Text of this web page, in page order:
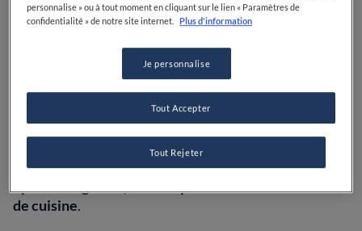
Si vous n’avez pas de zesteur ni d’économe, ne vous
zester un citron en utilisant des ustensiles de cuisine
de tous les jours :vous pourrez ajouter une touche de
saveur d’agrumes à votre cuisine sans devoir acheter
d’autres ustensiles spécifiques.
Suivez simplement notre guide étape par étape et
apprenez àfaire du zeste de citron à l'aide d'un
de cuisine.
personnalise » ou à tout moment en cliquant sur le lien « Paramètres de
confidentialité » de notre site internet.
Plus d'information
Je personnalise
Tout Rejeter
Tout Accepter